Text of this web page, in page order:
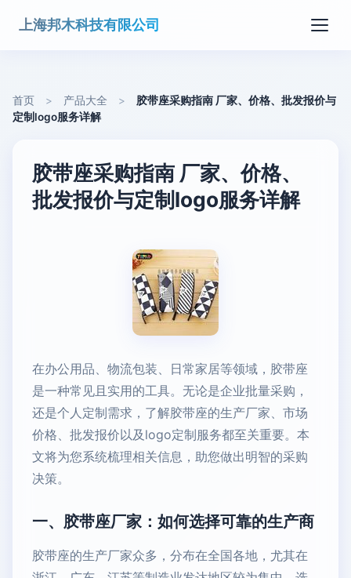
上海邦木科技有限公司
首页 > 产品大全 >
胶带座采购指南 厂家、价格、批发报价与
定制logo服务详解
胶带座采购指南 厂家、价格、
批发报价与定制logo服务详解
在办公用品、物流包装、日常家居等领域，胶带座
是一种常见且实用的工具。无论是企业批量采购，
还是个人定制需求，了解胶带座的生产厂家、市场
价格、批发报价以及logo定制服务都至关重要。本
文将为您系统梳理相关信息，助您做出明智的采购
决策。
一、胶带座厂家：如何选择可靠的生产商
胶带座的生产厂家众多，分布在全国各地，尤其在